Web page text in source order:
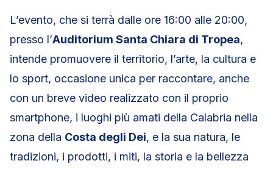
L’evento, che si terrà dalle ore 16:00 alle 20:00,
presso l’Auditorium Santa Chiara di Tropea,
intende promuovere il territorio, l’arte, la cultura e
lo sport, occasione unica per raccontare, anche
con un breve video realizzato con il proprio
smartphone, i luoghi più amati della Calabria nella
zona della Costa degli Dei, e la sua natura, le
tradizioni, i prodotti, i miti, la storia e la bellezza